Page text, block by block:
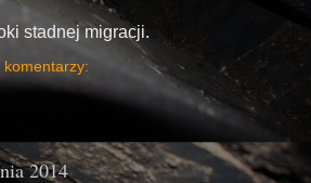
stadnej migracji.
komentarzy:
2014